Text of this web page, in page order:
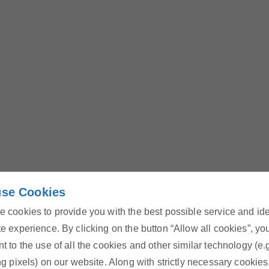
Cookies
cookies to provide you with the best possible service and
experience. By clicking on the button “Allow all cookies”,
to the use of all the cookies and other similar technology
pixels) on our website. Along with strictly necessary
Energie-Hotline
Rufen Sie uns kostenlos an oder